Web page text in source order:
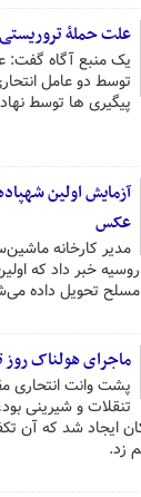
علت حملۀ
یک منبع آگاه گفت:
توسط دو عامل
پیگیری ها توسط
آزمایش اولین
عکس
مدیر کارخانه
خبر داد که
ماجرای هولناک روز
پشت وانت انتحاری
تنقلات و شیرینی‌
ایجاد شد که آن
زد.